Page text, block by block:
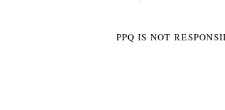
PPQ IS NOT